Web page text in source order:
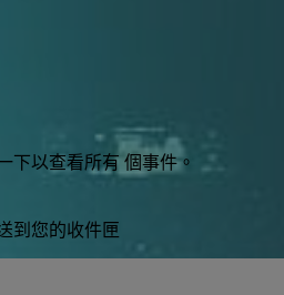
下以查看所有 個事件。
到您的收件匣